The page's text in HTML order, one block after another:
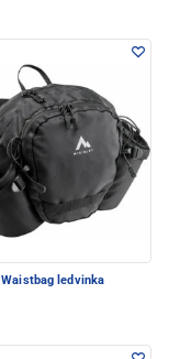
Waistbag ledvinka